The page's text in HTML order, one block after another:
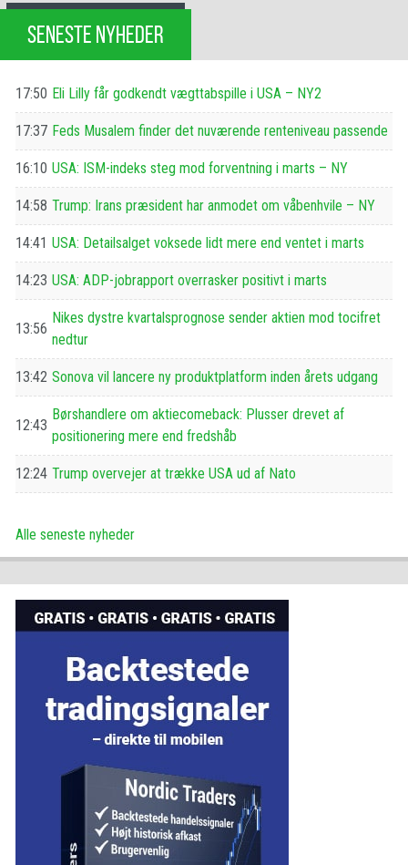
SENESTE NYHEDER
17:50 Eli Lilly får godkendt vægttabspille i USA – NY2
17:37 Feds Musalem finder det nuværende renteniveau passende
16:10 USA: ISM-indeks steg mod forventning i marts – NY
14:58 Trump: Irans præsident har anmodet om våbenhvile – NY
14:41 USA: Detailsalget voksede lidt mere end ventet i marts
14:23 USA: ADP-jobrapport overrasker positivt i marts
13:56
Nikes dystre kvartalsprognose sender aktien mod tocifret
nedtur
13:42 Sonova vil lancere ny produktplatform inden årets udgang
12:43
Børshandlere om aktiecomeback: Plusser drevet af
positionering mere end fredshåb
12:24 Trump overvejer at trække USA ud af Nato
Alle seneste nyheder